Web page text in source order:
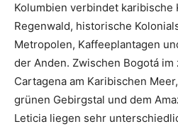
Kolumbien verbindet karibische
Regenwald, historische
Metropolen, Kaffeeplantagen
der Anden. Zwischen Bogotá
Cartagena am Karibischen
grünen Gebirgstal und dem
Leticia liegen sehr